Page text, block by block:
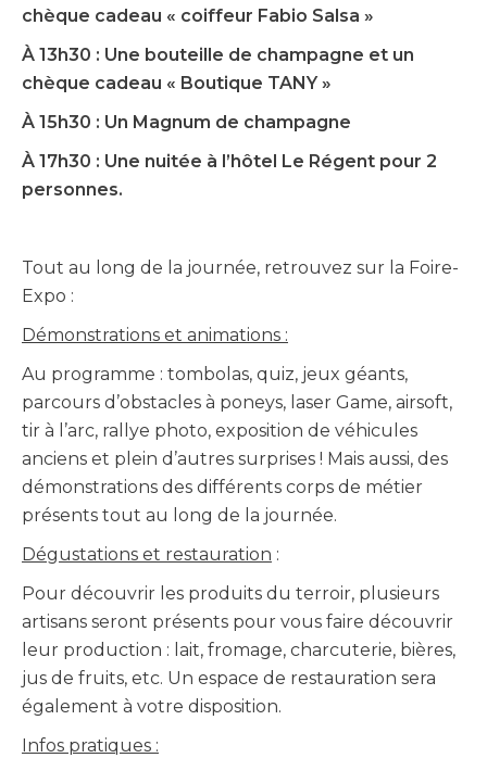
chèque cadeau « coiffeur Fabio Salsa »
À 13h30 : Une bouteille de champagne et un
chèque cadeau « Boutique TANY »
À 15h30 : Un Magnum de champagne
À 17h30 : Une nuitée à l’hôtel Le Régent pour 2
personnes.
Tout au long de la journée, retrouvez sur la Foire-
Expo :
Démonstrations et animations :
Au programme : tombolas, quiz, jeux géants,
parcours d’obstacles à poneys, laser Game, airsoft,
tir à l’arc, rallye photo, exposition de véhicules
anciens et plein d’autres surprises ! Mais aussi, des
démonstrations des différents corps de métier
présents tout au long de la journée.
Dégustations et restauration :
Pour découvrir les produits du terroir, plusieurs
artisans seront présents pour vous faire découvrir
leur production : lait, fromage, charcuterie, bières,
jus de fruits, etc. Un espace de restauration sera
également à votre disposition.
Infos pratiques :